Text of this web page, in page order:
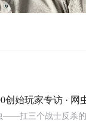
创始玩家专访 ·
——扛三个战士反杀